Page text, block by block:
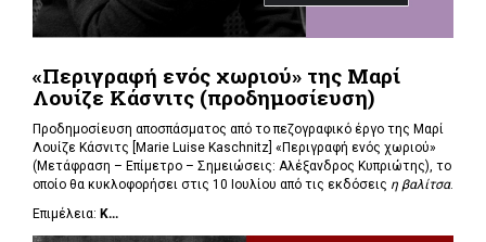
«Περιγραφή ενός χωριού» της Μαρί
Λουίζε Κάσνιτς (προδημοσίευση)
Προδημοσίευση αποσπάσματος από το πεζογραφικό έργο της Μαρί
Λουίζε Κάσνιτς [Marie Luise Kaschnitz] «Περιγραφή ενός χωριού»
(Μετάφραση – Επίμετρο – Σημειώσεις: Αλέξανδρος Κυπριώτης), το
οποίο θα κυκλοφορήσει στις 10 Ιουλίου από τις εκδόσεις η βαλίτσα.
Επιμέλεια: Κ...